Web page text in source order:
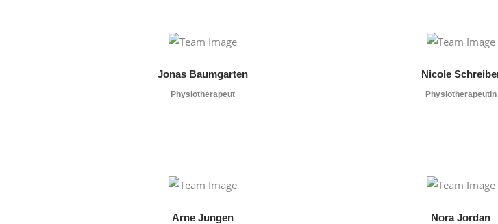
Jonas Baumgarten
Physiotherapeut
Nicole
Physiotherapeutin
Arne Jungen Nora Jordan